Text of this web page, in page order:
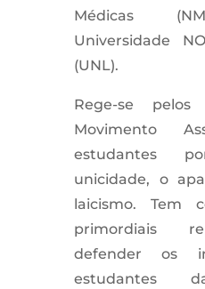
Médicas
Universidade
(UNL).
Rege-se
Movimento
estudantes
unicidade, o
laicismo. Tem
primordiais
defender os
estudantes